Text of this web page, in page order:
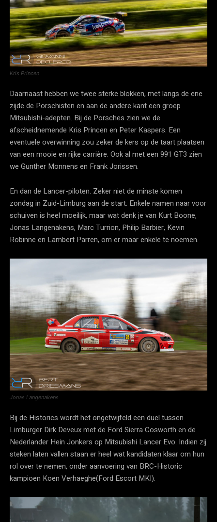
Kris Princen
Daarnaast hebben we twee sterke blokken, met langs de ene
zijde de Porschisten en aan de andere kant een groep
Mitsubishi-adepten. Bij de Porsches zien we de
afscheidnemende Kris Princen en Peter Kaspers. Een
eventuele overwinning zou zeker de kers op de taart plaatsen
van een mooie en rijke carrière. Ook al met een 991 GT3 zien
we Gunther Monnens en Frank Jorissen.
En dan de Lancer-piloten. Zeker niet de minste komen
zondag in Zuid-Limburg aan de start. Enkele namen naar voor
schuiven is heel moeilijk, maar wat denk je van Kurt Boone,
Jonas Langenakens, Marc Turrion, Philip Barbier, Kevin
Robinne en Lambert Parren, om er maar enkele te noemen.
Jonas Langenakens
Bij de Historics wordt het ongetwijfeld een duel tussen
Limburger Dirk Deveux met de Ford Sierra Cosworth en de
Nederlander Hein Jonkers op Mitsubishi Lancer Evo. Indien zij
steken laten vallen staan er heel wat kandidaten klaar om hun
rol over te nemen, onder aanvoering van BRC-Historic
kampioen Koen Verhaeghe(Ford Escort MKI).